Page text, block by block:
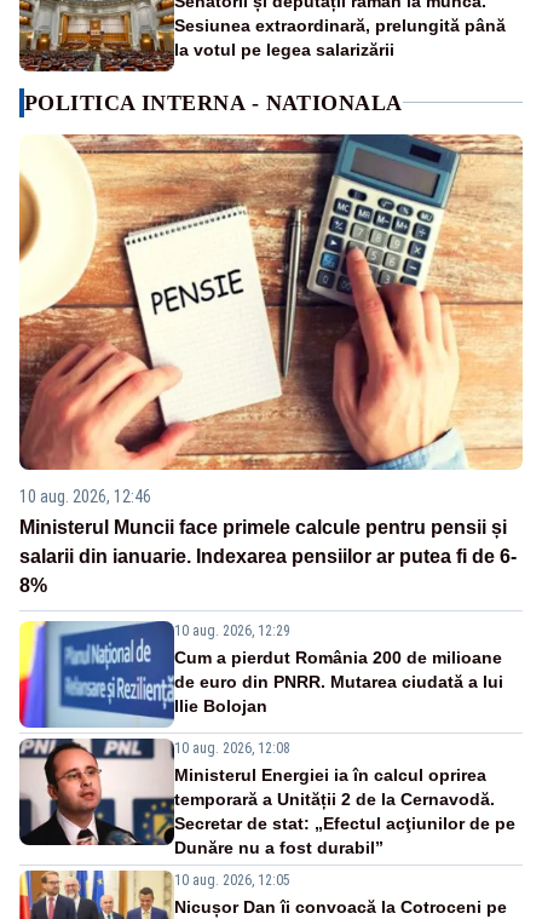
Sesiunea extraordinară, prelungită până
la votul pe legea salarizării
POLITICA INTERNA - NATIONALA
10 aug. 2026, 12:46
Ministerul Muncii face primele calcule pentru pensii și
salarii din ianuarie. Indexarea pensiilor ar putea fi de 6-
8%
10 aug. 2026, 12:29
Cum a pierdut România 200 de milioane
de euro din PNRR. Mutarea ciudată a lui
Ilie Bolojan
10 aug. 2026, 12:08
Ministerul Energiei ia în calcul oprirea
temporară a Unității 2 de la Cernavodă.
Secretar de stat: „Efectul acţiunilor de pe
Dunăre nu a fost durabil”
10 aug. 2026, 12:05
Nicușor Dan îi convoacă la Cotroceni pe